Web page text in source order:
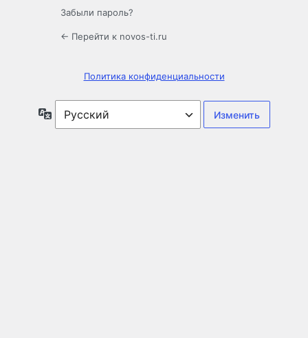
Забыли пароль?
← Перейти к novos-ti.ru
Политика конфиденциальности
Язык